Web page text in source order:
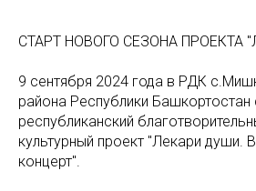
СТАРТ НОВОГО СЕЗОНА ПРОЕКТА
9 сентября 2024 года в РДК
района Республики Башкортостан
республиканский
культурный проект "Лекари души.
концерт".